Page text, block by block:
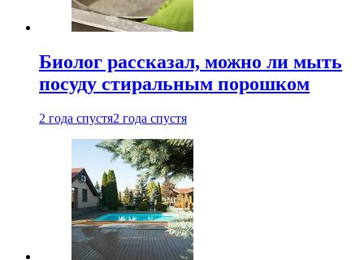
Биолог рассказал, можно ли мыть
посуду стиральным порошком
2 года спустя2 года спустя